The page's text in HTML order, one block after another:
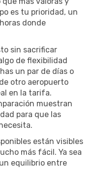
es tu prioridad, un
donde
sin sacrificar
de flexibilidad
un par de días o
otro aeropuerto
en la tarifa.
muestran
para que las
están visibles
más fácil. Ya sea
equilibrio entre